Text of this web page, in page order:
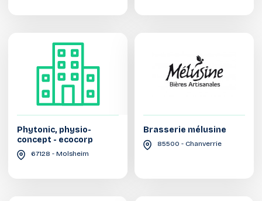
Phytonic, physio-
concept - ecocorp
67128 - Molsheim
Brasserie mélusine
85500 - Chanverrie